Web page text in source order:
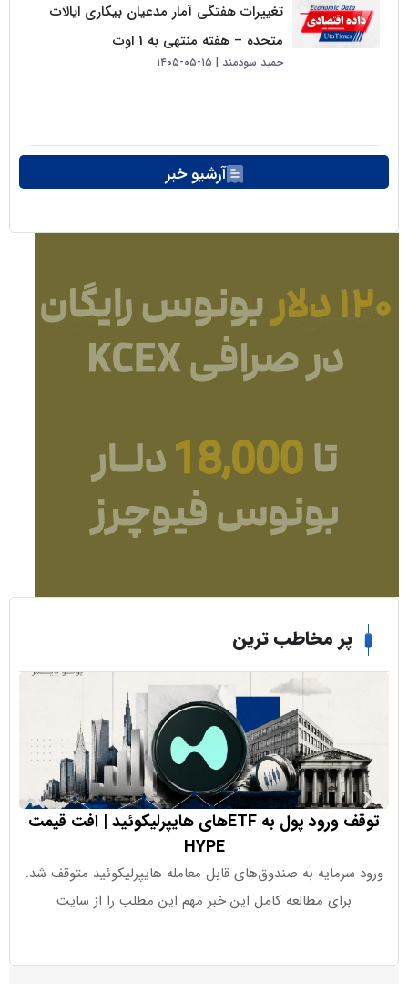
تغییرات هفتگی آمار مدعیان بیکاری ایالات
متحده – هفته منتهی به 1 اوت
حمید سودمند ۱۵-۰۵-۱۴۰۵
آرشیو خبر
پر مخاطب ترین
توقف ورود پول به ETFهای هایپرلیکوئید | افت قیمت
به صندوق‌های قابل معامله هایپرلیکوئید متوقف شد.
برای مطالعه کامل این خبر مهم این مطلب را از سایت